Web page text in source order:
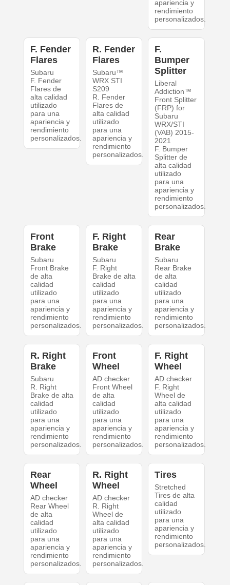
apariencia y
rendimiento
personalizados.
F. Fender
Flares
Subaru
F. Fender
Flares de
alta calidad
utilizado
para una
apariencia y
rendimiento
personalizados.
R. Fender
Flares
Subaru™
WRX STI
S209
R. Fender
Flares de
alta calidad
utilizado
para una
apariencia y
rendimiento
personalizados.
F.
Bumper
Splitter
Liberal
Addiction™
Front Splitter
(FRP) for
Subaru
WRX/STI
(VAB) 2015-
2021
F. Bumper
Splitter de
alta calidad
utilizado
para una
apariencia y
rendimiento
personalizados.
Front
Brake
Subaru
Front Brake
de alta
calidad
utilizado
para una
apariencia y
rendimiento
personalizados.
F. Right
Brake
Subaru
F. Right
Brake de alta
calidad
utilizado
para una
apariencia y
rendimiento
personalizados.
Rear
Brake
Subaru
Rear Brake
de alta
calidad
utilizado
para una
apariencia y
rendimiento
personalizados.
R. Right
Brake
Subaru
R. Right
Brake de alta
calidad
utilizado
para una
apariencia y
rendimiento
personalizados.
Front
Wheel
AD checker
Front Wheel
de alta
calidad
utilizado
para una
apariencia y
rendimiento
personalizados.
F. Right
Wheel
AD checker
F. Right
Wheel de
alta calidad
utilizado
para una
apariencia y
rendimiento
personalizados.
Rear
Wheel
AD checker
Rear Wheel
de alta
calidad
utilizado
para una
apariencia y
rendimiento
personalizados.
R. Right
Wheel
AD checker
R. Right
Wheel de
alta calidad
utilizado
para una
apariencia y
rendimiento
personalizados.
Tires
Stretched
Tires de alta
calidad
utilizado
para una
apariencia y
rendimiento
personalizados.